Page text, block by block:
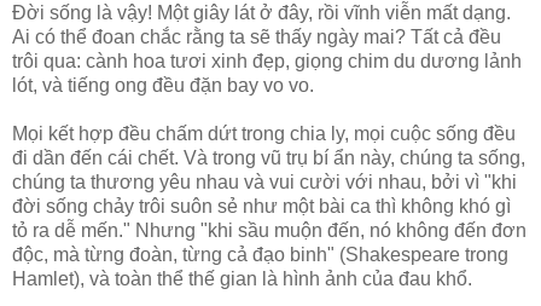
Ðời sống là vậy! Một giây lát ở đây, rồi vĩnh viễn mất dạng.
Ai có thể đoan chắc rằng ta sẽ thấy ngày mai? Tất cả đều
trôi qua: cành hoa tươi xinh đẹp, giọng chim du dương lảnh
lót, và tiếng ong đều đặn bay vo vo.
Mọi kết hợp đều chấm dứt trong chia ly, mọi cuộc sống đều
đi dần đến cái chết. Và trong vũ trụ bí ẩn này, chúng ta sống,
chúng ta thương yêu nhau và vui cười với nhau, bởi vì "khi
đời sống chảy trôi suôn sẻ như một bài ca thì không khó gì
tỏ ra dễ mến." Nhưng "khi sầu muộn đến, nó không đến đơn
độc, mà từng đoàn, từng cả đạo binh" (Shakespeare trong
Hamlet), và toàn thể thế gian là hình ảnh của đau khổ.